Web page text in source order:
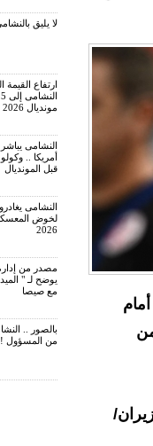
مشواره في المجموعة العاشرة بمواجهة الأردن يوم 16 حزيران/
لا يليق
ارتفاع
مونديال 2026
النشامى
أمريكا ..
قبل المونديال
النشامى
لخوض المعسكر
2026
مصدر من
يوضح لـ "
مع صيصا
بالصور ..
من المسؤول